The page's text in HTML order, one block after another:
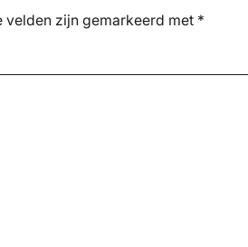
velden zijn gemarkeerd met *